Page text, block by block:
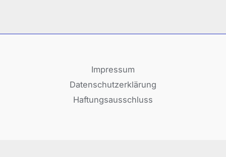
Impressum
Datenschutzerklärung
Haftungsausschluss